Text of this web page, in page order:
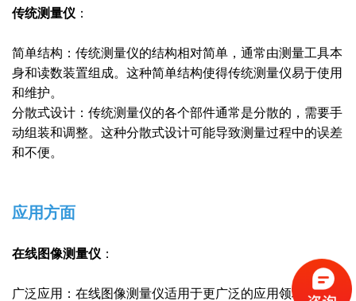
传统测量仪 ：
简单结构：传统测量仪的结构相对简单，通常由测量工具本
身和读数装置组成。这种简单结构使得传统测量仪易于使用
和维护。
分散式设计：传统测量仪的各个部件通常是分散的，需要手
动组装和调整。这种分散式设计可能导致测量过程中的误差
和不便。
应用方面
在线图像测量仪 ：
广泛应用：在线图像测量仪适用于更广泛的应用领域，包括